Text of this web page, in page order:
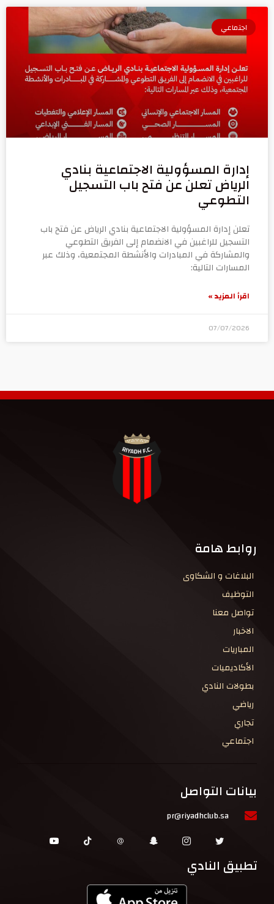
اجتماعي
إدارة المسؤولية الاجتماعية بنادي
الرياض تعلن عن فتح باب التسجيل
التطوعي
تعلن إدارة المسؤولية الاجتماعية بنادي الرياض عن فتح باب
التسجيل للراغبين في الانضمام إلى الفريق التطوعي
والمشاركة في المبادرات والأنشطة المجتمعية، وذلك عبر
المسارات التالية:
اقرأ المزيد »
07/07/2026
روابط هامة
البلاغات و الشكاوى
التوظيف
تواصل معنا
الاخبار
المباريات
الأكاديميات
بطولات النادي
رياضي
تجاري
اجتماعي
بيانات التواصل
pr@riyadhclub.sa
تطبيق النادي